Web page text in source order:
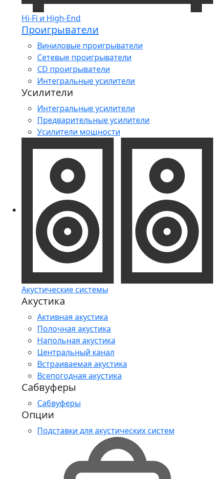
Hi-Fi и High-End
Проигрыватели
Виниловые проигрыватели
Сетевые проигрыватели
CD проигрыватели
Интегральные усилители
Усилители
Интегральные усилители
Предварительные усилители
Усилители мощности
Акустические системы
Акустика
Активная акустика
Полочная акустика
Напольная акустика
Центральный канал
Встраиваемая акустика
Всепогодная акустика
Сабвуферы
Сабвуферы
Опции
Подставки для акустических систем